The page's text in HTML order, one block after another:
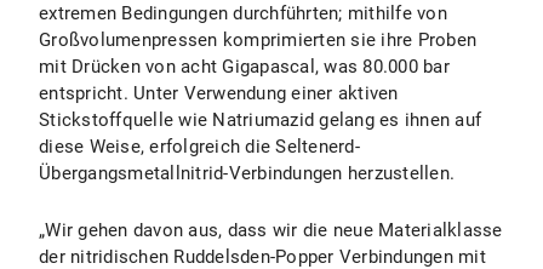
extremen Bedingungen durchführten; mithilfe von
Großvolumenpressen komprimierten sie ihre Proben
mit Drücken von acht Gigapascal, was 80.000 bar
entspricht. Unter Verwendung einer aktiven
Stickstoffquelle wie Natriumazid gelang es ihnen auf
diese Weise, erfolgreich die Seltenerd-
Übergangsmetallnitrid-Verbindungen herzustellen.
„Wir gehen davon aus, dass wir die neue Materialklasse
der nitridischen Ruddelsden-Popper Verbindungen mit